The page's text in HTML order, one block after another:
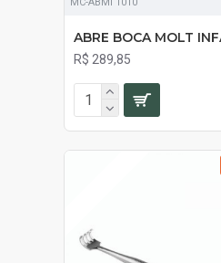
ABRE BOCA MOLT
R$ 289,85